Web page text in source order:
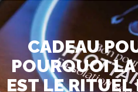
CADEAU
POURQUOI
EST LE